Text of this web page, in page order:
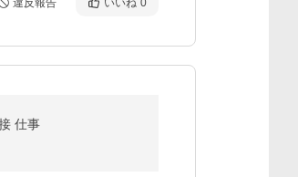
違反報告 いいね 0
仕事